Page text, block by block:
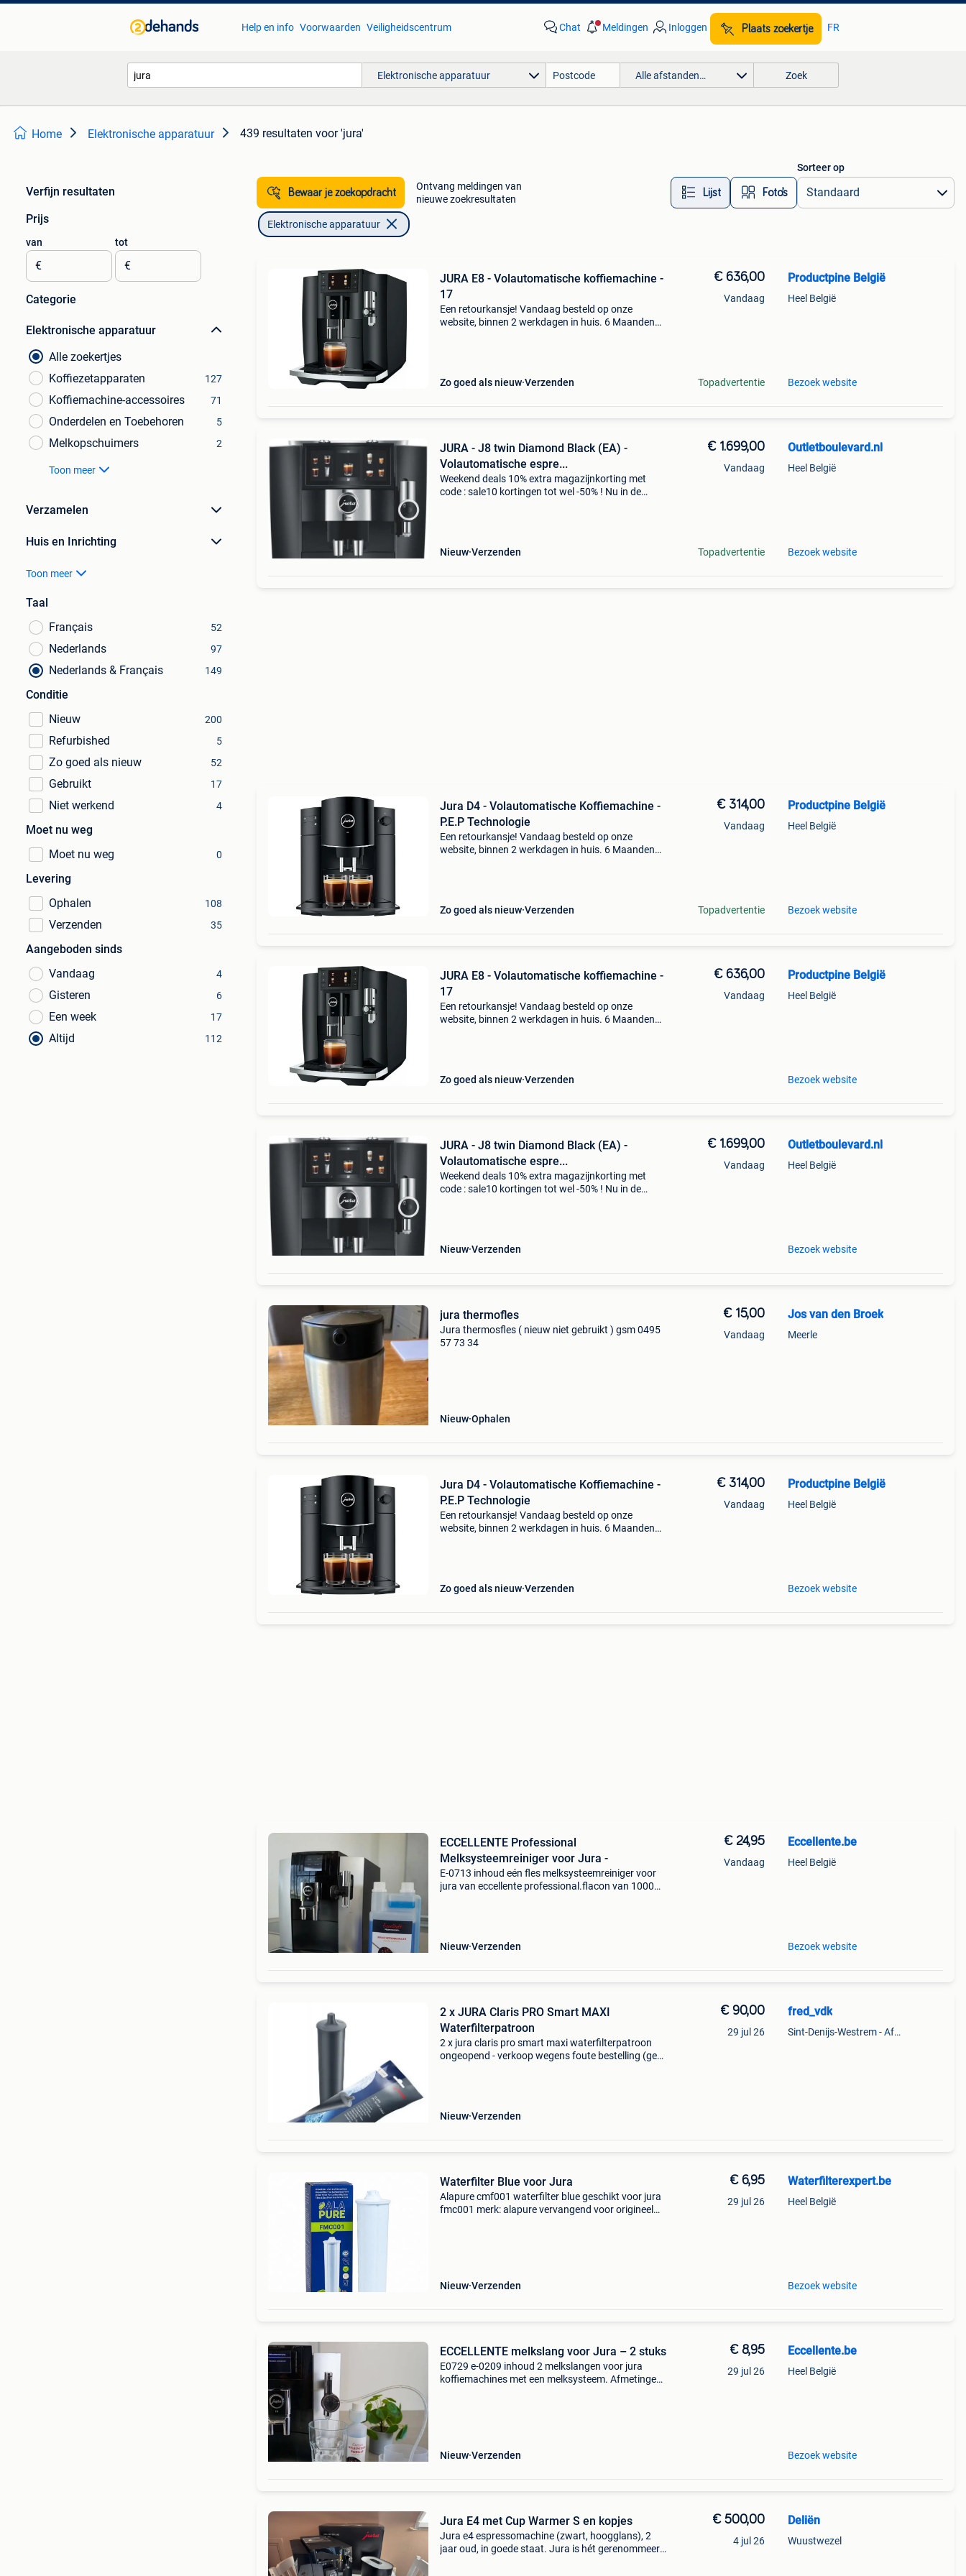
Help en info Voorwaarden Veiligheidscentrum Chat Meldingen Inloggen Plaats zoekertje FR
Elektronische apparatuur Alle afstanden… Zoek
Home Elektronische apparatuur 439 resultaten voor 'jura'
Verfijn resultaten
Prijs
van
€
tot
€
Categorie
Elektronische apparatuur
Alle zoekertjes
Koffiezetapparaten
127
Koffiemachine-accessoires 71
Onderdelen en Toebehoren 5
Melkopschuimers 2
Toon meer
Verzamelen
Huis en Inrichting
Toon meer
Taal
Français
52
Nederlands 97
Nederlands & Français 149
Conditie
Nieuw
200
Refurbished 5
Zo goed als nieuw 52
Gebruikt 17
Niet werkend 4
Moet nu weg
Moet nu weg
0
Levering
Ophalen
108
Verzenden 35
Aangeboden sinds
Vandaag
4
Gisteren 6
Een week 17
Altijd 112
Bewaar je zoekopdracht
Ontvang meldingen van
nieuwe zoekresultaten
Lijst Foto’s
Sorteer op
Elektronische apparatuur
JURA E8 - Volautomatische koffiemachine -
17
Een retourkansje! Vandaag besteld op onze
website, binnen 2 werkdagen in huis. 6 Maanden
Zo goed als nieuw Verzenden
€ 636,00
Vandaag
Topadvertentie
Productpine België
Heel België
Bezoek website
JURA - J8 twin Diamond Black (EA) -
Volautomatische espre...
Weekend deals 10% extra magazijnkorting met
code : sale10 kortingen tot wel -50% ! Nu in de
Nieuw Verzenden
€ 1.699,00
Vandaag
Topadvertentie
Outletboulevard.nl
Heel België
Bezoek website
Jura D4 - Volautomatische Koffiemachine -
P.E.P Technologie
Een retourkansje! Vandaag besteld op onze
website, binnen 2 werkdagen in huis. 6 Maanden
Zo goed als nieuw Verzenden
€ 314,00
Vandaag
Topadvertentie
Productpine België
Heel België
Bezoek website
JURA E8 - Volautomatische koffiemachine -
17
Een retourkansje! Vandaag besteld op onze
website, binnen 2 werkdagen in huis. 6 Maanden
Zo goed als nieuw Verzenden
€ 636,00
Vandaag
Productpine België
Heel België
Bezoek website
JURA - J8 twin Diamond Black (EA) -
Volautomatische espre...
Weekend deals 10% extra magazijnkorting met
code : sale10 kortingen tot wel -50% ! Nu in de
Nieuw Verzenden
€ 1.699,00
Vandaag
Outletboulevard.nl
Heel België
Bezoek website
jura thermofles
Jura thermosfles ( nieuw niet gebruikt ) gsm 0495
57 73 34
Nieuw Ophalen
€ 15,00
Vandaag
Jos van den Broek
Meerle
Jura D4 - Volautomatische Koffiemachine -
P.E.P Technologie
Een retourkansje! Vandaag besteld op onze
website, binnen 2 werkdagen in huis. 6 Maanden
Zo goed als nieuw Verzenden
€ 314,00
Vandaag
Productpine België
Heel België
Bezoek website
ECCELLENTE Professional
Melksysteemreiniger voor Jura -
E-0713 inhoud eén fles melksysteemreiniger voor
jura van eccellente professional.flacon van 1000ml.
Nieuw Verzenden
€ 24,95
Vandaag
Eccellente.be
Heel België
Bezoek website
2 x JURA Claris PRO Smart MAXI
Waterfilterpatroon
2 x jura claris pro smart maxi waterfilterpatroon
ongeopend - verkoop wegens foute bestelling (geen
Nieuw Verzenden
€ 90,00
29 jul 26
fred_vdk
Sint-Denijs-Westrem - Afsnee
Waterfilter Blue voor Jura
Alapure cmf001 waterfilter blue geschikt voor jura
fmc001 merk: alapure vervangend voor origineel
Nieuw Verzenden
€ 6,95
29 jul 26
Waterfilterexpert.be
Heel België
Bezoek website
ECCELLENTE melkslang voor Jura – 2 stuks
E0729 e-0209 inhoud 2 melkslangen voor jura
koffiemachines met een melksysteem. Afmetingen-
Nieuw Verzenden
€ 8,95
29 jul 26
Eccellente.be
Heel België
Bezoek website
Jura E4 met Cup Warmer S en kopjes
Jura e4 espressomachine (zwart, hoogglans), 2
jaar oud, in goede staat. Jura is hét gerenommeerd
€ 500,00
4 jul 26
Deliën
Wuustwezel